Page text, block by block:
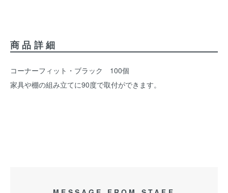
商品詳細
コーナーフィット・ブラック 100個
家具や棚の組み立てに90度で取付ができます。